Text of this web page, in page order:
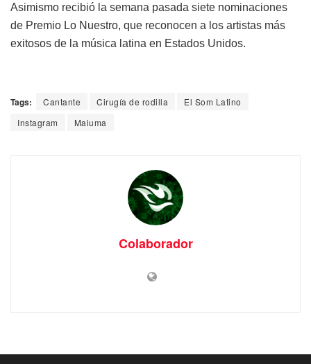
Asimismo recibió la semana pasada siete nominaciones
de Premio Lo Nuestro, que reconocen a los artistas más
exitosos de la música latina en Estados Unidos.
Tags: Cantante Cirugía de rodilla
El Som Latino
Instagram
Maluma
Colaborador